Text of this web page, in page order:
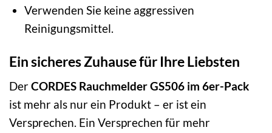
Verwenden Sie keine aggressiven
Reinigungsmittel.
Ein sicheres Zuhause für Ihre Liebsten
DerCORDES Rauchmelder GS506 im 6er-Pack
ist mehr als nur ein Produkt – er ist ein
Versprechen. Ein Versprechen für mehr